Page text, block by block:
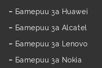
Батерии за Huawei
Батерии за Alcatel
Батерии за Lenovo
Батерии за Nokia